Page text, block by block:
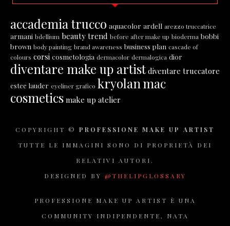
accademia trucco aquacolor ardell arezzo truccatrice
armani bdellium beauty trend before after make up bioderma bobbi
brown body painting brand awareness business plan cascade of
colours corsi cosmetologia dermacolor dermalogica dior
diventare make up artist diventare truccatore
estee lauder eyeliner grafico kryolanmac
cosmetics make up atelier
COPYRIGHT © PROFESSIONE MAKE UP ARTIST
TUTTE LE IMMAGINI SONO DI PROPRIETÀ DEI
RELATIVI AUTORI.
DESIGNED BY @THELIPGLOSSARY
PROFESSIONE MAKE UP ARTIST È UNA
COMMUNITY INDIPENDENTE, NATA